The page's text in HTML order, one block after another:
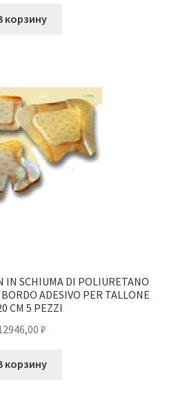
корзину
IN SCHIUMA DI POLIURETANO
ADESIVO PER TALLONE
CM 5 PEZZI
₽
корзину